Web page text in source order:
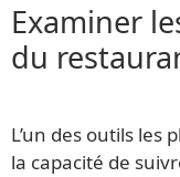
Examiner
du
L’un des outils
la capacité de